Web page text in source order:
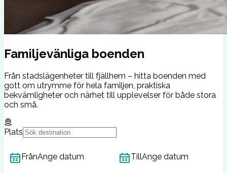
Familjevänliga boenden
Från stadslägenheter till fjällhem – hitta boenden med
gott om utrymme för hela familjen, praktiska
bekvämligheter och närhet till upplevelser för både stora
och små.
Plats
FrånAnge datum TillAnge datum